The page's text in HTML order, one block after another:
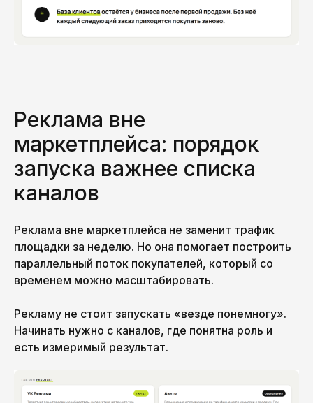
Реклама вне
маркетплейса: порядок
запуска важнее списка
каналов
Реклама вне маркетплейса не заменит трафик
площадки за неделю. Но она помогает построить
параллельный поток покупателей, который со
временем можно масштабировать.
Рекламу не стоит запускать «везде понемногу».
Начинать нужно с каналов, где понятна роль и
есть измеримый результат.